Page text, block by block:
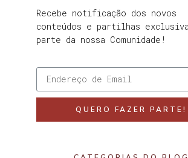
Recebe notificação dos novos
conteúdos e partilhas
parte da nossa Comunidade!
QUERO FAZER PARTE!